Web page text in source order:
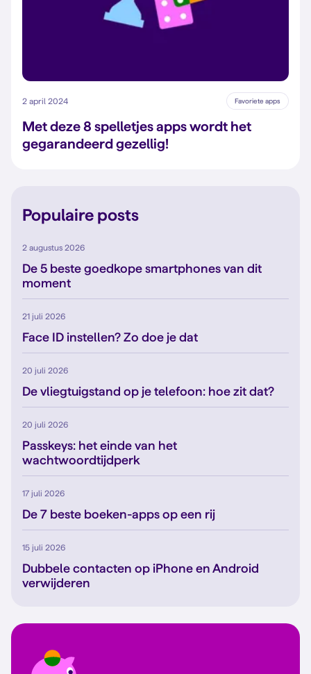
2 april 2024 Favoriete apps
Met deze 8 spelletjes apps wordt het
gegarandeerd gezellig!
Populaire posts
2 augustus 2026
De 5 beste goedkope smartphones van dit
moment
21 juli 2026
Face ID instellen? Zo doe je dat
20 juli 2026
De vliegtuigstand op je telefoon: hoe zit dat?
20 juli 2026
Passkeys: het einde van het
wachtwoordtijdperk
17 juli 2026
De 7 beste boeken-apps op een rij
15 juli 2026
Dubbele contacten op iPhone en Android
verwijderen